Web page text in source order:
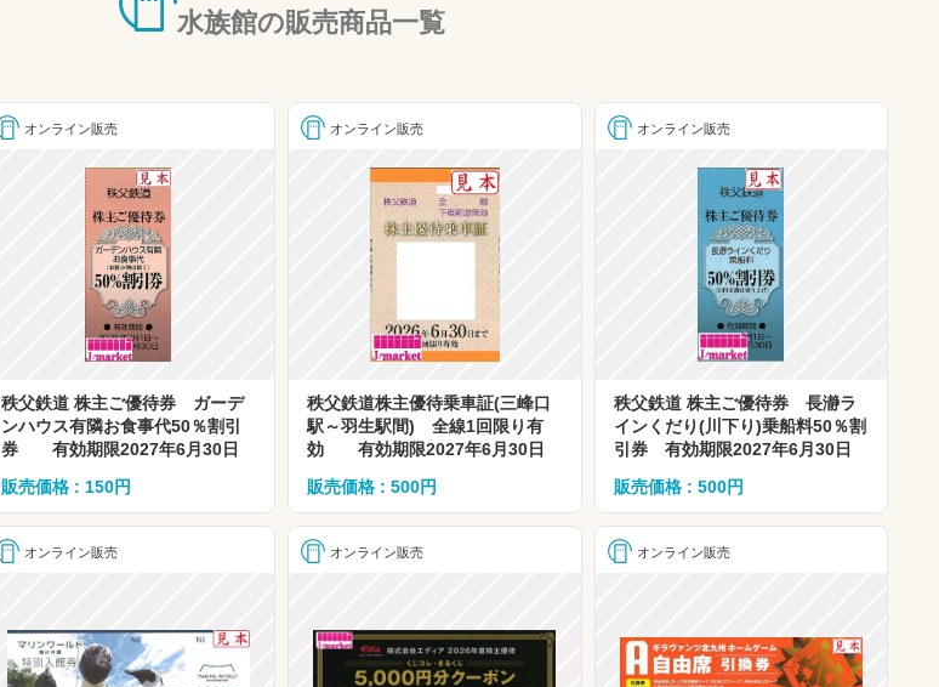
水族館の販売商品一覧
オンライン販売
秩父鉄道 株主ご優待券 ガーデ
ンハウス有隣お食事代50％割引
券 有効期限2027年6月30日
販売価格 : 150円
オンライン販売
秩父鉄道株主優待乗車証(三峰口
駅～羽生駅間) 全線1回限り有
効 有効期限2027年6月30日
販売価格 : 500円
オンライン販売
秩父鉄道 株主ご優待券 長瀞ラ
インくだり(川下り)乗船料50％割
引券 有効期限2027年6月30日
販売価格 : 500円
オンライン販売 オンライン販売 オンライン販売